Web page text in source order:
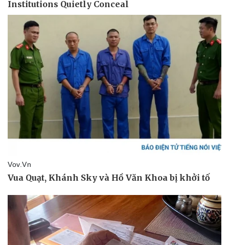
Văn hóa
Sân khấu - Điện ảnh
Văn học
Âm nhạc
Di sản
Giải trí
Nghệ sĩ
Thời trang
Sao Việt